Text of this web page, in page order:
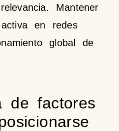
Mantener
en redes
global de
de factores